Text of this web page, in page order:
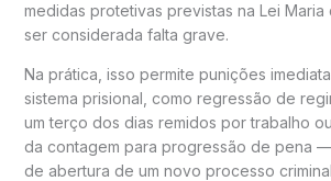
medidas protetivas previstas na Lei Maria
ser considerada falta grave.
Na prática, isso permite punições
sistema prisional, como regressão de
um terço dos dias remidos por trabalho
da contagem para progressão de pena
de abertura de um novo processo